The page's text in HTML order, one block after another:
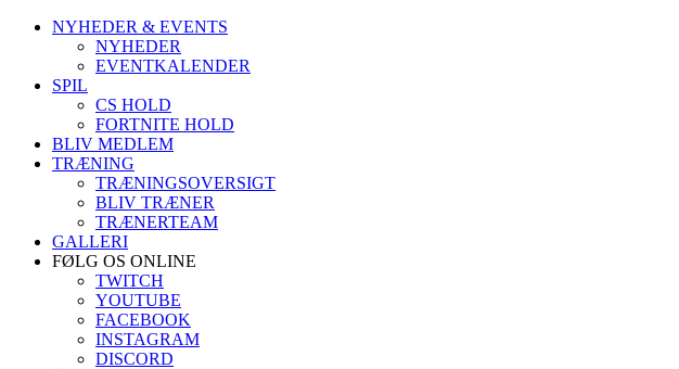
Skip
NYHEDER & EVENTS
NYHEDER
EVENTKALENDER
SPIL
CS HOLD
FORTNITE HOLD
BLIV MEDLEM
TRÆNING
TRÆNINGSOVERSIGT
BLIV TRÆNER
TRÆNERTEAM
GALLERI
FØLG OS ONLINE
TWITCH
YOUTUBE
FACEBOOK
INSTAGRAM
DISCORD